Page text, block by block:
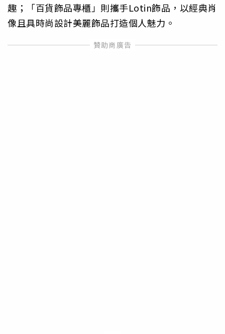
趣；「百貨飾品專櫃」則攜手Lotin飾品，以經典肖
像且具時尚設計美麗飾品打造個人魅力。